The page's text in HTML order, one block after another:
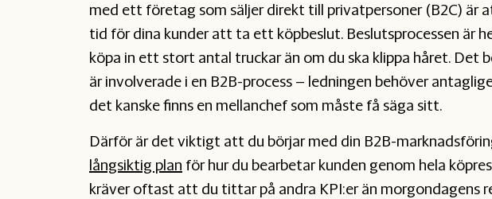
med ett företag som säljer direkt till privatpersoner (B2C) är
tid för dina kunder att ta ett köpbeslut. Beslutsprocessen är
köpa in ett stort antal truckar än om du ska klippa håret. Det
är involverade i en B2B-process – ledningen behöver
det kanske finns en mellanchef som måste få säga sitt.
Därför är det viktigt att du börjar med din B2B-
långsiktig plan för hur du bearbetar kunden genom hela
kräver oftast att du tittar på andra KPI:er än morgondagens